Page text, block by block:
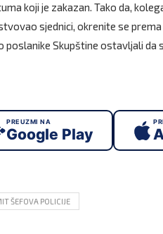
koji je zakazan. Tako da,
sjednici, okrenite se
Skupštine ostavljali da
PREUZMI NA
Google Play
ŠEFOVA POLICIJE